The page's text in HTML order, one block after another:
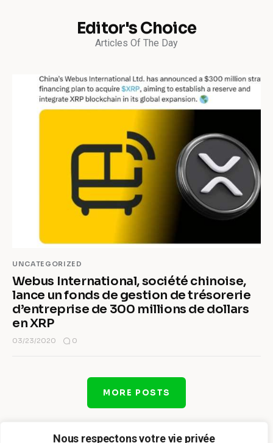
Nous respectons votre vie privée
Editor's Choice
Articles Of The Day
UNCATEGORIZED
Webus International, société chinoise,
lance un fonds de gestion de trésorerie
d’entreprise de 300 millions de dollars
en XRP
03/23/2020 0
MORE POSTS